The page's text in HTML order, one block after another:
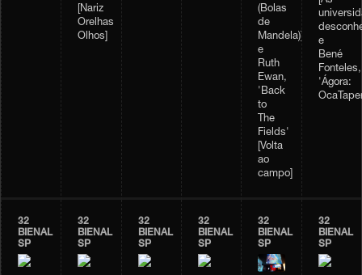
[Nariz
Orelhas
Olhos]
(Bolas
de
Mandela)];
e
Ruth
Ewan,
'Back
to
The
Fields'
[Volta
ao
campo]
e
Bené
Fonteles,
'Ágora:
32
BIENAL
SP
32
BIENAL
SP
32
BIENAL
SP
32
BIENAL
SP
32
BIENAL
SP
32
BIENAL
SP